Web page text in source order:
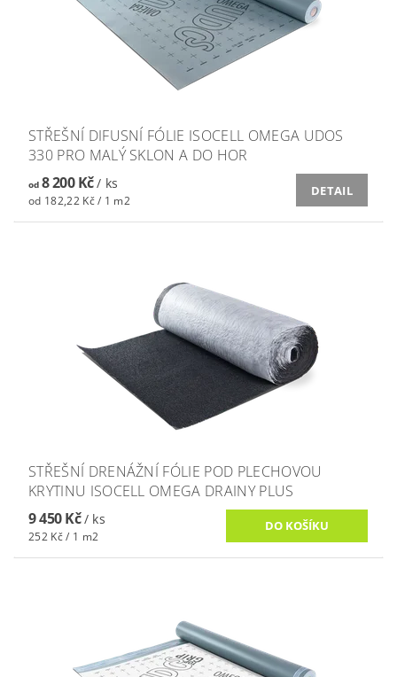
STŘEŠNÍ DIFUSNÍ FÓLIE ISOCELL OMEGA UDOS
330 PRO MALÝ SKLON A DO HOR
od8 200 Kč/ ks
od 182,22 Kč / 1 m2
DETAIL
STŘEŠNÍ DRENÁŽNÍ FÓLIE POD PLECHOVOU
KRYTINU ISOCELL OMEGA DRAINY PLUS
9 450 Kč/ ks
252 Kč / 1 m2